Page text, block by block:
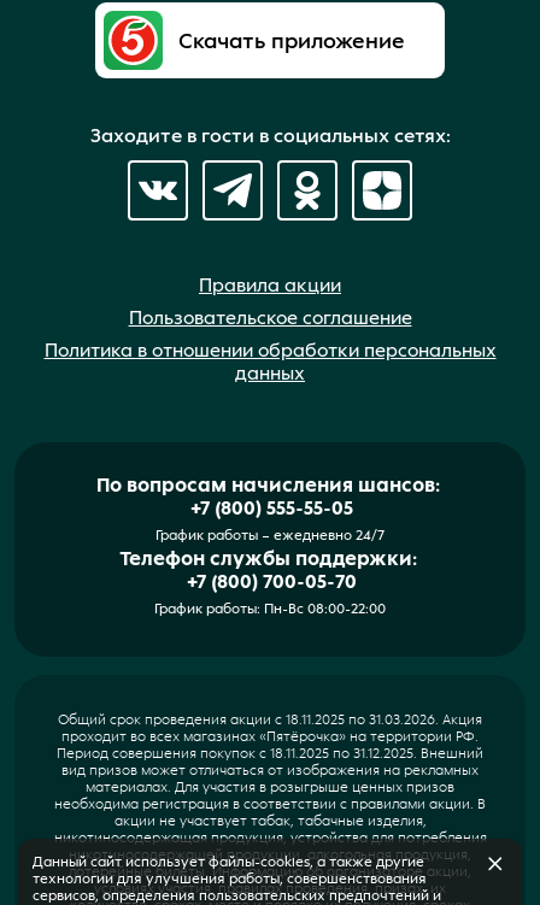
Данный сайт использует файлы-cookies, а также другие
технологии для улучшения работы, совершенствования
сервисов, определения пользовательских предпочтений и
Правила акции
Пользовательское соглашение
Политика в отношении обработки персональных
данных
Заходите в гости в социальных сетях:
Скачать приложение
По вопросам начисления шансов:
+7 (800) 555-55-05
График работы – ежедневно 24/7
Телефон службы поддержки:
+7 (800) 700-05-70
График работы: Пн-Вс 08:00-22:00
Общий срок проведения акции с 18.11.2025 по 31.03.2026. Акция
проходит во всех магазинах «Пятёрочка» на территории РФ.
Период совершения покупок с 18.11.2025 по 31.12.2025. Внешний
вид призов может отличаться от изображения на рекламных
материалах. Для участия в розыгрыше ценных призов
необходима регистрация в соответствии с правилами акции. В
акции не участвует табак, табачные изделия,
никотиносодержащая продукция, устройства для потребления
никотиносодержащей продукции, алкогольная продукция,
лотерейные билеты. Информацию об организаторе акции,
условиях участия, правилах проведения, призах, их